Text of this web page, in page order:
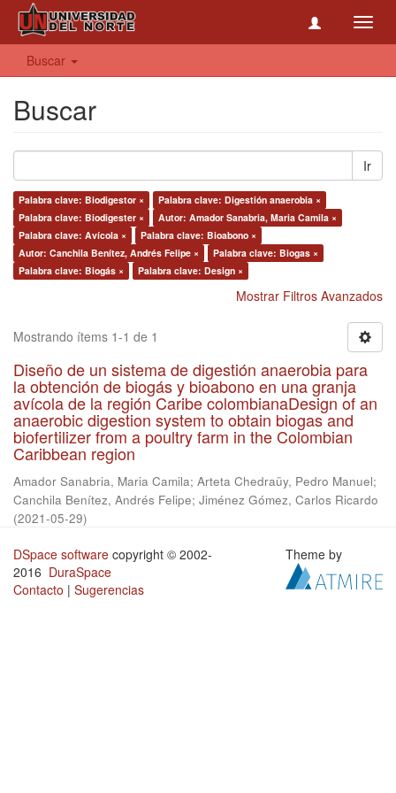
Buscar
Buscar
Ir
Palabra clave: Biodigestor ×
Palabra clave: Digestión anaerobia ×
Palabra clave: Biodigester ×
Autor: Amador Sanabria, Maria Camila ×
Palabra clave: Avícola ×
Palabra clave: Bioabono ×
Autor: Canchila Benítez, Andrés Felipe ×
Palabra clave: Biogas ×
Palabra clave: Biogás ×
Palabra clave: Design ×
Mostrar Filtros Avanzados
Mostrando ítems 1-1 de 1
Diseño de un sistema de digestión anaerobia para
la obtención de biogás y bioabono en una granja
avícola de la región Caribe colombianaDesign of an
anaerobic digestion system to obtain biogas and
biofertilizer from a poultry farm in the Colombian
Caribbean region
Amador Sanabria, Maria Camila; Arteta Chedraüy, Pedro Manuel;
Canchila Benítez, Andrés Felipe; Jiménez Gómez, Carlos Ricardo
(2021-05-29)
DSpace software copyright © 2002-
2016 DuraSpace
Contacto | Sugerencias
Theme by